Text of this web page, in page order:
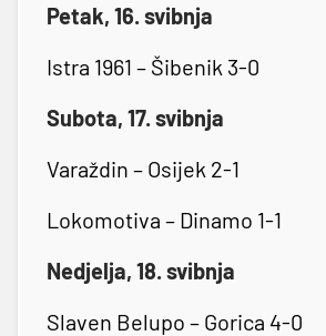
Petak, 16. svibnja
Istra 1961 – Šibenik 3-0
Subota, 17. svibnja
Varaždin – Osijek 2-1
Lokomotiva – Dinamo 1-1
Nedjelja, 18. svibnja
Slaven Belupo – Gorica 4-0